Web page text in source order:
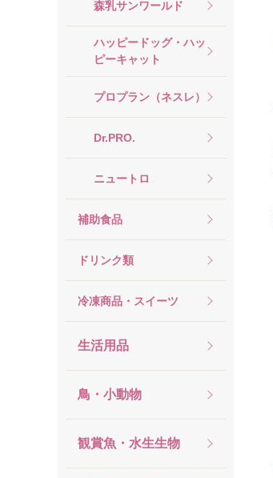
森乳サンワールド
ハッピードッグ・ハッ
ピーキャット
プロプラン（ネスレ）
Dr.PRO.
ニュートロ
補助食品
ドリンク類
冷凍商品・スイーツ
生活用品
鳥・小動物
観賞魚・水生生物